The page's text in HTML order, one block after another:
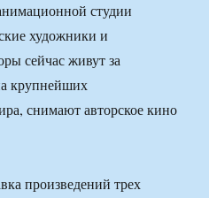
студии
художники и
сейчас живут за
крупнейших
снимают авторское кино
произведений трех